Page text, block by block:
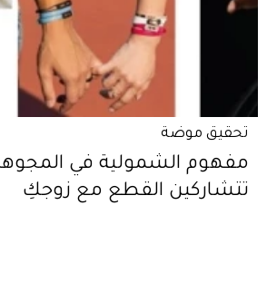
تحقيق موضة
مفهوم الشمولية في
تتشاركين القطع مع زوجكِ